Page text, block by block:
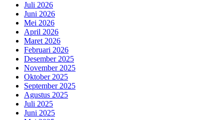
Juli 2026
Juni 2026
Mei 2026
April 2026
Maret 2026
Februari 2026
Desember 2025
November 2025
Oktober 2025
September 2025
Agustus 2025
Juli 2025
Juni 2025